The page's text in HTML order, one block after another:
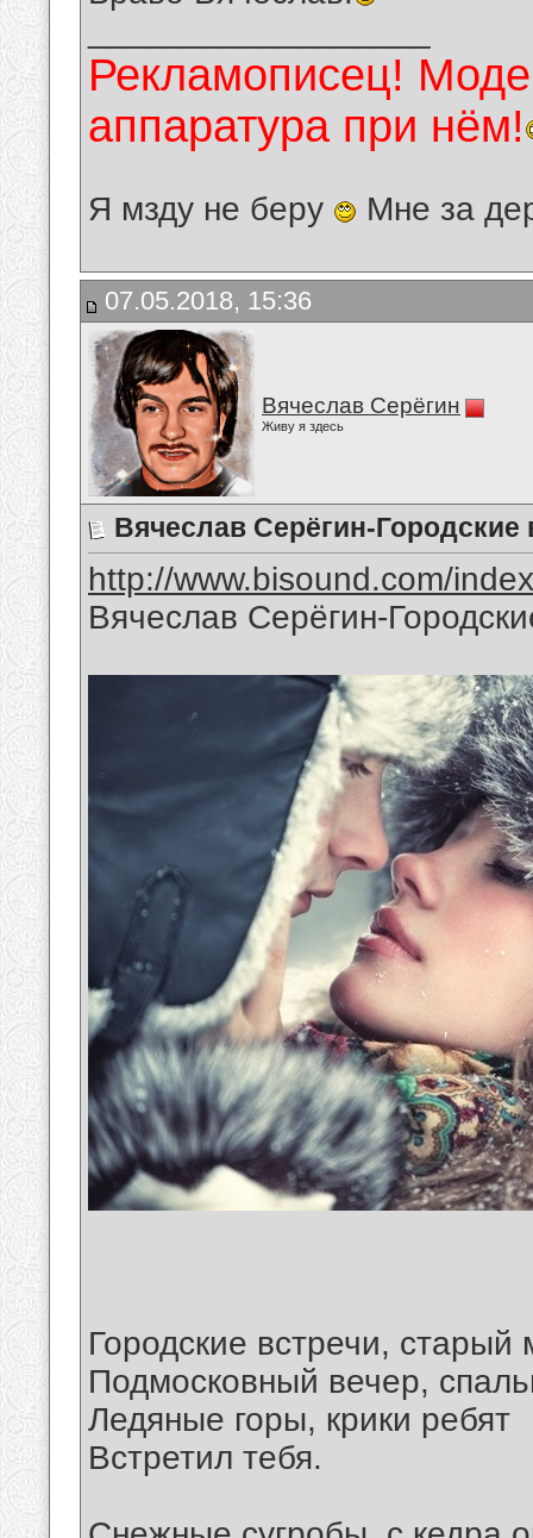
Рекламописец!
аппаратура при нём!
Я мзду не беру Мне за
07.05.2018, 15:36
Вячеслав Серёгин
Живу я здесь
Вячеслав Серёгин-Городские
http://www.bisound.com/
Вячеслав Серёгин-
Городские встречи, старый
Подмосковный вечер,
Ледяные горы, крики ребят
Встретил тебя.